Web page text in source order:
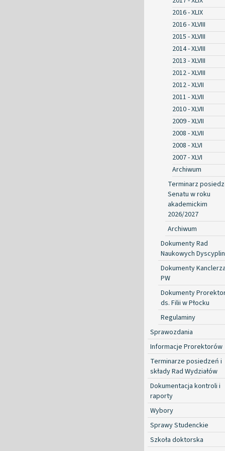
2016 - XLIX
2016 - XLVIII
2015 - XLVIII
2014 - XLVIII
2013 - XLVIII
2012 - XLVIII
2012 - XLVII
2011 - XLVII
2010 - XLVII
2009 - XLVII
2008 - XLVII
2008 - XLVI
2007 - XLVI
Archiwum
Terminarz
Senatu w roku
akademickim
2026/2027
Archiwum
Dokumenty Rad
Naukowych Dyscyplin
Dokumenty
PW
Dokumenty
ds. Filii w Płocku
Regulaminy
Sprawozdania
Informacje Prorektorów
Terminarze posiedzeń i
składy Rad Wydziałów
Dokumentacja kontroli i
raporty
Wybory
Sprawy Studenckie
Szkoła doktorska